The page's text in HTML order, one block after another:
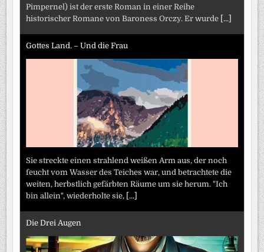
Pimpernel) ist der erste Roman in einer Reihe
historischer Romane von Baroness Orczy. Er wurde [...]
Gottes Land. – Und die Frau
Sie streckte einen strahlend weißen Arm aus, der noch
feucht vom Wasser des Teiches war, und betrachtete die
weiten, herbstlich gefärbten Räume um sie herum. "Ich
bin allein", wiederholte sie,
[...]
Die Drei Augen